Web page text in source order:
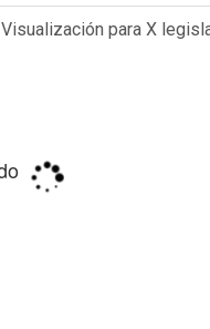
Visualización para X